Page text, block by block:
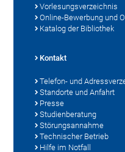
Vorlesungsverzeichnis
Online-Bewerbung und
Katalog der Bibliothek
Kontakt
Telefon- und
Standorte und Anfahrt
Presse
Studienberatung
Störungsannahme
Technischer Betrieb
Hilfe im Notfall